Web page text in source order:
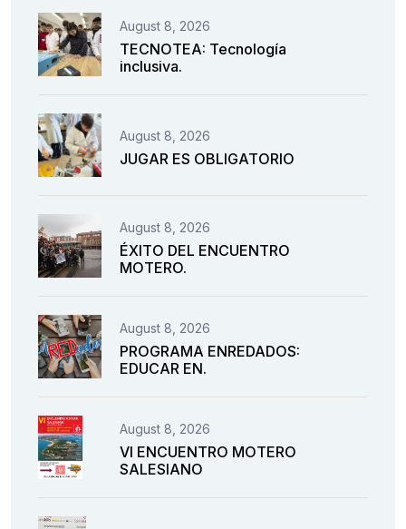
August 8, 2026
TECNOTEA: Tecnología
inclusiva.
August 8, 2026
JUGAR ES OBLIGATORIO
August 8, 2026
ÉXITO DEL ENCUENTRO
MOTERO.
August 8, 2026
PROGRAMA ENREDADOS:
EDUCAR EN.
August 8, 2026
VI ENCUENTRO MOTERO
SALESIANO